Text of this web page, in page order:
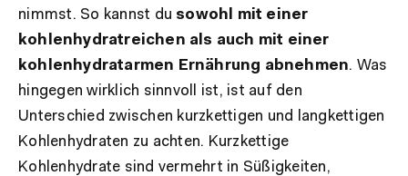
nimmst. So kannst du sowohl mit einer
kohlenhydratreichen als auch mit einer
kohlenhydratarmen Ernährung abnehmen. Was
hingegen wirklich sinnvoll ist, ist auf den
Unterschied zwischen kurzkettigen und langkettigen
Kohlenhydraten zu achten. Kurzkettige
Kohlenhydrate sind vermehrt in Süßigkeiten,